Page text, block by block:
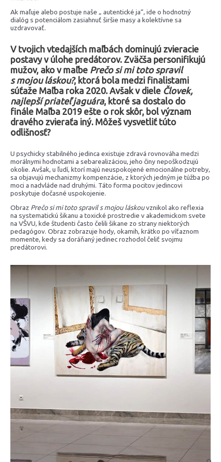
Ak maľuje alebo postuje naše „ autentické ja“, ide o hodnotný
dialóg s potenciálom zasiahnuť širšie masy a kolektívne sa
uzdravovať.
V tvojich vtedajších maľbách dominujú zvieracie
postavy v úlohe predátorov. Zväčša personifikujú
mužov, ako v maľbe Prečo si mi toto spravil
s mojou láskou?, ktorá bola medzi finalistami
súťaže Maľba roka 2020. Avšak v diele Človek,
najlepší priateľ jaguára, ktoré sa dostalo do
finále Maľba 2019 ešte o rok skôr, bol význam
dravého zvieraťa iný. Môžeš vysvetliť túto
odlišnosť?
U psychicky stabilného jedinca existuje zdravá rovnováha medzi
morálnymi hodnotami a sebarealizáciou, jeho činy nepoškodzujú
okolie. Avšak, u ľudí, ktorí majú neuspokojené emocionálne potreby,
sa objavujú mechanizmy kompenzácie, z ktorých jedným je túžba po
moci a nadvláde nad druhými. Táto forma pocitov jedincovi
poskytuje dočasné uspokojenie.
Obraz Prečo si mi toto spravil s mojou láskouvznikol ako reflexia
na systematickú šikanu a toxické prostredie v akademickom svete
na VŠVU, kde študenti často čelili šikane zo strany niektorých
pedagógov. Obraz zobrazuje hody, okamih, krátko po víťaznom
momente, kedy sa doráňaný jedinec rozhodol čeliť svojmu
predátorovi.